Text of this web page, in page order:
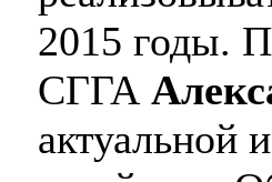
2015 годы.
СГГА
актуальной